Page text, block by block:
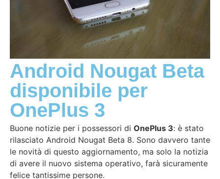
Android Nougat Beta
disponibile per
OnePlus 3
Buone notizie per i possessori di OnePlus 3: è stato
rilasciato Android Nougat Beta 8. Sono davvero tante
le novità di questo aggiornamento, ma solo la notizia
di avere il nuovo sistema operativo, farà sicuramente
felice tantissime persone.